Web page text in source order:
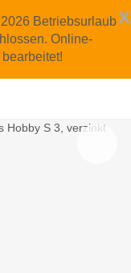
x
Betriebsurlaub
Online-